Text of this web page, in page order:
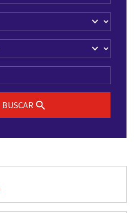
BUSCAR